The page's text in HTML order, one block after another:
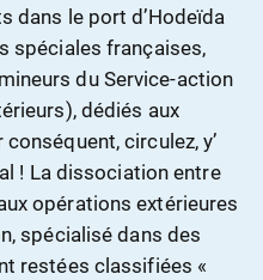
dans le port d’Hodeïda
spéciales françaises,
du Service-action
dédiés aux
circulez, y’
! La dissociation entre
opérations extérieures
spécialisé dans des
restées classifiées «